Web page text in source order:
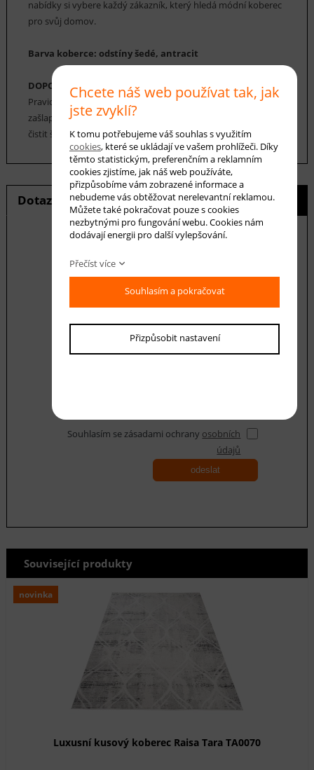
nabídky si vybere každý zákazník, který hledá módní koberec
pro svůj domov.
Barva koberce: odstíny šedé, antracit
DOPORUČENÁ ÚDRŽBA:
Pravidelné vysávání nečistot z koberce, aby se zabránilo jejich
zašlapání do koberce. Cca jednou za 12-18 měsíců je možné
čistit šamponováním nebo parním čištěním.
Dotaz na produkt Hlídání ceny
E-mail *
Váš dotaz
Souhlasím se zásadami ochrany osobních
údajů
odeslat
Související produkty
novinka
Luxusní kusový koberec Raisa Tara TA0070
Chcete náš web používat tak, jak
jste zvyklí?
K tomu potřebujeme váš souhlas s využitím
cookies, které se ukládají ve vašem prohlížeči. Díky
těmto statistickým, preferenčním a reklamním
cookies zjistíme, jak náš web používáte,
přizpůsobíme vám zobrazené informace a
nebudeme vás obtěžovat nerelevantní reklamou.
Můžete také pokračovat pouze s cookies
nezbytnými pro fungování webu. Cookies nám
dodávají energii pro další vylepšování.
Přečíst více
Souhlasím a pokračovat
Přizpůsobit nastavení